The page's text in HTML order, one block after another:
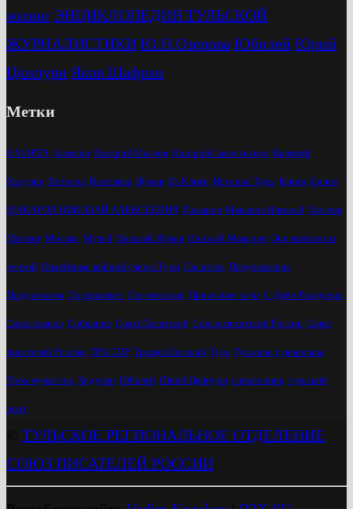
жизни ЭНЦИКЛОПЕДИЯ ТУЛЬСКОЙ
ЖУРНАЛИСТИКИ Ю.Н.Озерова Юбилей Юрий
Цкипури Яков Шафран
Метки
8 МАРТА Алексин Валерий Маслов Валерий Савостьянов Валерий
Ходулин Встреча Выставка Жуков Из Книги История Тулы Книга Книги
МАКАРОВ НИКОЛАЙ АЛЕКСЕЕВИЧ Макаров Макаров Николай Маслов
Митинг Москва Музей Николай Жуков Николай Макаров Они воевали за
речкой Опалённые войной улицы Тулы Писатель Поздравление
Поздравляем Поздравляет Презентация Приокские зори С Днём Рождения
Савостьянов Собрание Союз Писателей Союза писателей России Союз
писателей России ТРО СПР Трещев Евгений Тула Тульские суворовцы
Урок мужества Ходулин Юбилей Юрий Цкипури справочник тульский
поэт
ТУЛЬСКОЕ РЕГИОНАЛЬНОЕ ОТДЕЛЕНИЕ
СОЮЗ ПИСАТЕЛЕЙ РОССИИ